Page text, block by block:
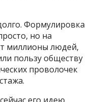
Формулировка
но на
миллионы людей,
пользу обществу
проволочек